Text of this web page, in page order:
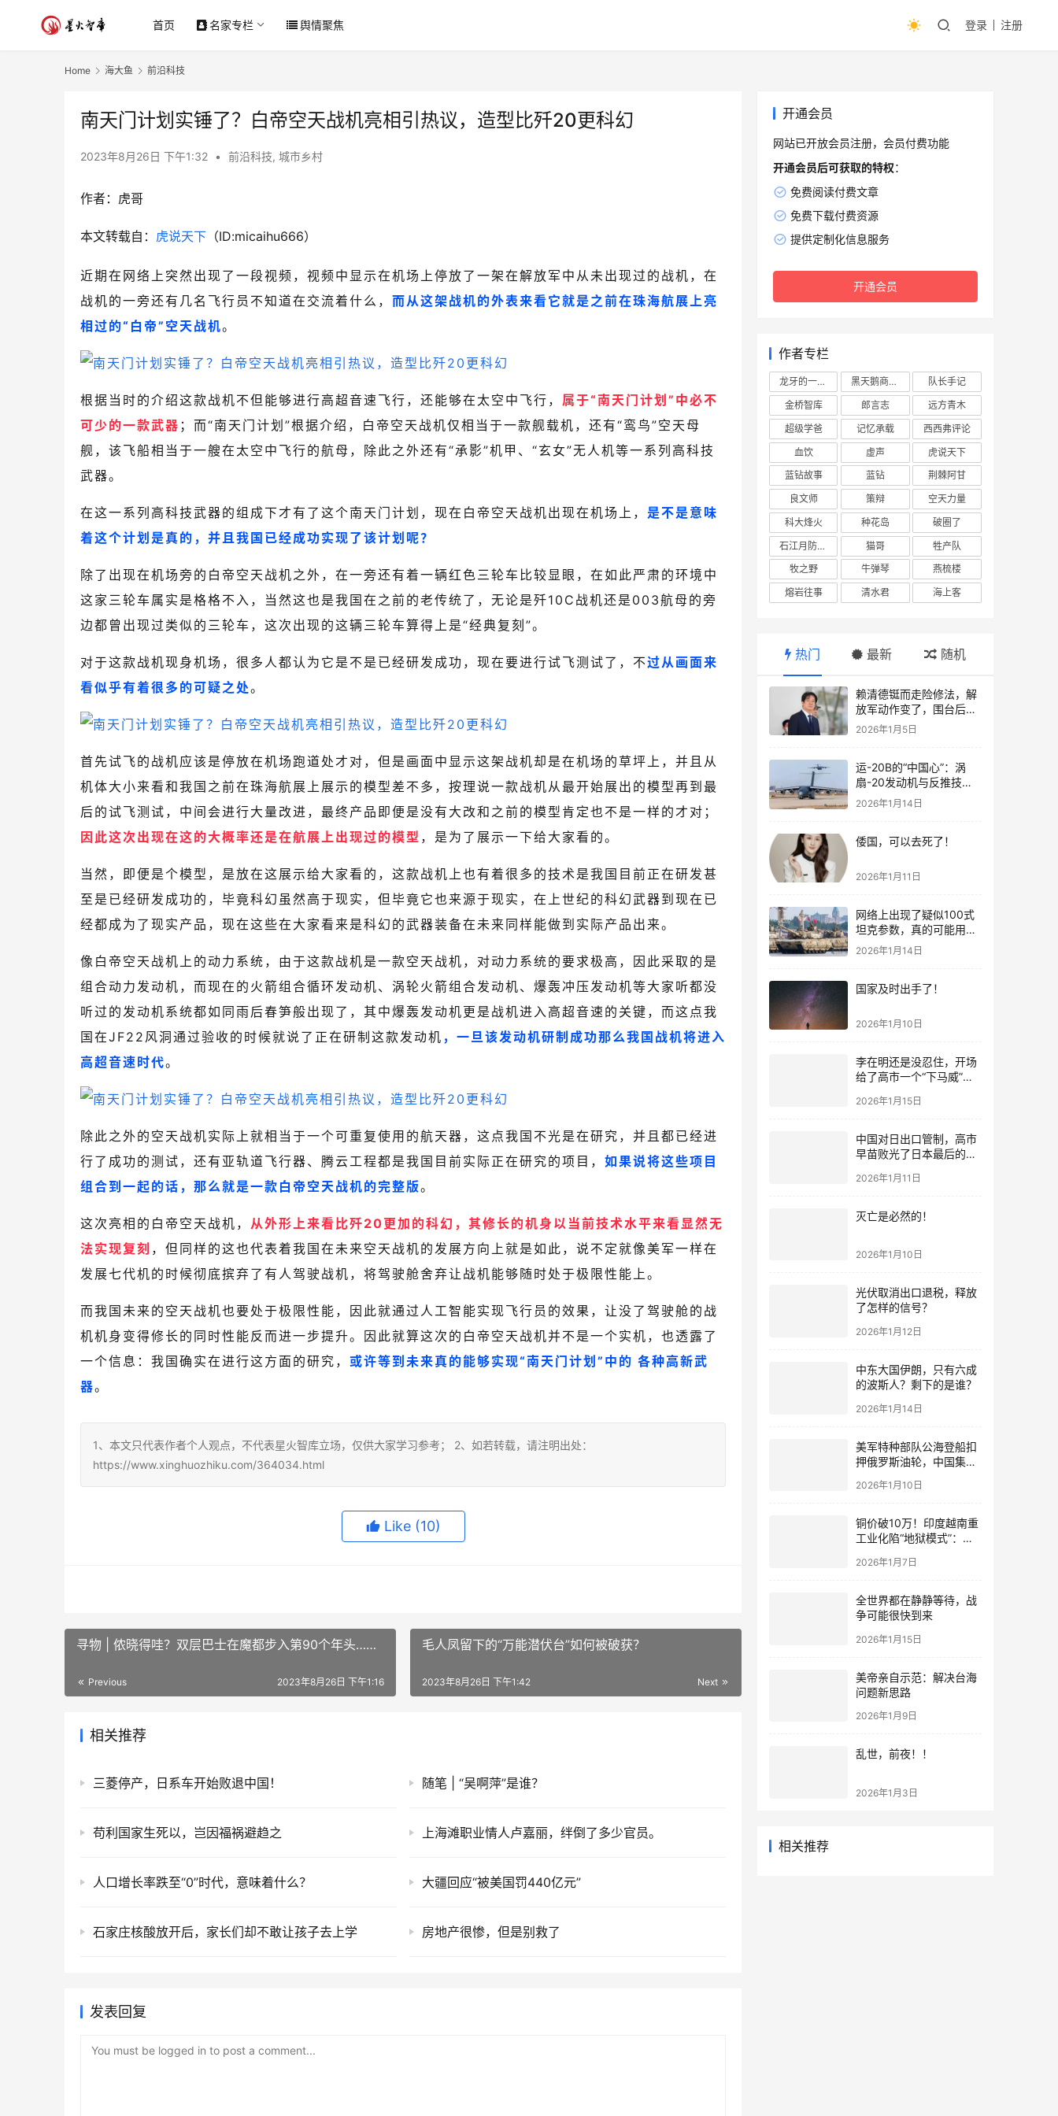
首页 名家专栏 舆情聚焦 登录 注册
Home 海大鱼 前沿科技
南天门计划实锤了？白帝空天战机亮相引热议，造型比歼20更科幻
2023年8月26日 下午1:32 • 前沿科技, 城市乡村
作者： 虎哥
本文转载自： 虎说天下 （ID:micaihu666）
近期在网络上突然出现了一段视频，视频中显示在机场上停放了一架在解放军中从未出现过的战机，在
战机的一旁还有几名飞行员不知道在交流着什么， 而从这架战机的外表来看它就是之前在珠海航展上亮
相过的“白帝”空天战机。
根据当时的介绍这款战机不但能够进行高超音速飞行，还能够在太空中飞行， 属于“南天门计划”中必不
可少的一款武器 ；而“南天门计划”根据介绍，白帝空天战机仅相当于一款舰载机，还有“鸾鸟”空天母
舰，该飞船相当于一艘在太空中飞行的航母，除此之外还有“承影”机甲、“玄女”无人机等一系列高科技
武器。
在这一系列高科技武器的组成下才有了这个南天门计划，现在白帝空天战机出现在机场上， 是不是意味
着这个计划是真的，并且我国已经成功实现了该计划呢？
除了出现在机场旁的白帝空天战机之外，在一旁还有着一辆红色三轮车比较显眼，在如此严肃的环境中
这家三轮车属实是格格不入，当然这也是我国在之前的老传统了，无论是歼10C战机还是003航母的旁
边都曾出现过类似的三轮车，这次出现的这辆三轮车算得上是“经典复刻”。
对于这款战机现身机场，很多人都认为它是不是已经研发成功，现在要进行试飞测试了，不过从画面来
看似乎有着很多的可疑之处。
首先试飞的战机应该是停放在机场跑道处才对，但是画面中显示这架战机却是在机场的草坪上，并且从
机体大小来看和我国之前在珠海航展上展示的模型差不多，按理说一款战机从最开始展出的模型再到最
后的试飞测试，中间会进行大量改进，最终产品即便是没有大改和之前的模型肯定也不是一样的才对；
因此这次出现在这的大概率还是在航展上出现过的模型 ，是为了展示一下给大家看的。
当然，即便是个模型，是放在这展示给大家看的，这款战机上也有着很多的技术是我国目前正在研发甚
至是已经研发成功的，毕竟科幻虽然高于现实，但毕竟它也来源于现实，在上世纪的科幻武器到现在已
经都成为了现实产品，现在这些在大家看来是科幻的武器装备在未来同样能做到实际产品出来。
像白帝空天战机上的动力系统，由于这款战机是一款空天战机，对动力系统的要求极高，因此采取的是
组合动力发动机，而现在的火箭组合循环发动机、涡轮火箭组合发动机、爆轰冲压发动机等大家听都没
听过的发动机系统都如同雨后春笋般出现了，其中爆轰发动机更是战机进入高超音速的关键，而这点我
国在JF22风洞通过验收的时候就说了正在研制这款发动机 ，一旦该发动机研制成功那么我国战机将进入
高超音速时代。
除此之外的空天战机实际上就相当于一个可重复使用的航天器，这点我国不光是在研究，并且都已经进
行了成功的测试，还有亚轨道飞行器、腾云工程都是我国目前实际正在研究的项目， 如果说将这些项目
组合到一起的话，那么就是一款白帝空天战机的完整版。
这次亮相的白帝空天战机， 从外形上来看比歼20更加的科幻，其修长的机身以当前技术水平来看显然无
法实现复刻 ，但同样的这也代表着我国在未来空天战机的发展方向上就是如此，说不定就像美军一样在
发展七代机的时候彻底摈弃了有人驾驶战机，将驾驶舱舍弃让战机能够随时处于极限性能上。
而我国未来的空天战机也要处于极限性能，因此就通过人工智能实现飞行员的效果，让没了驾驶舱的战
机机身变得修长的同时性能反而进一步提升。因此就算这次的白帝空天战机并不是一个实机，也透露了
一个信息：我国确实在进行这方面的研究， 或许等到未来真的能够实现“南天门计划”中的 各种高新武
器。
1、本文只代表作者个人观点，不代表星火智库立场，仅供大家学习参考； 2、如若转载，请注明出处：
https://www.xinghuozhiku.com/364034.html
Like (10)
寻物 | 侬晓得哇？双层巴士在魔都步入第90个年头……
Previous 2023年8月26日 下午1:16
毛人凤留下的“万能潜伏台”如何被破获？
Next
2023年8月26日 下午1:42
相关推荐
三菱停产，日系车开始败退中国！ 随笔 | “吴啊萍”是谁？
苟利国家生死以，岂因福祸避趋之 上海滩职业情人卢嘉丽，绊倒了多少官员。
人口增长率跌至“0”时代，意味着什么？ 大疆回应“被美国罚440亿元”
石家庄核酸放开后，家长们却不敢让孩子去上学 房地产很惨，但是别救了
发表回复
You must be logged in to post a comment...
开通会员
网站已开放会员注册，会员付费功能
开通会员后可获取的特权：
免费阅读付费文章
免费下载付费资源
提供定制化信息服务
开通会员
作者专栏
龙牙的一座山 黑天鹅商业情报站
队长手记
金桥智库
郎言志
远方青木
超级学爸
记忆承载
西西弗评论
血饮
虚声
虎说天下
蓝钻故事
蓝钻
荆棘阿甘
良文师
策辩
空天力量
科大烽火
种花岛
破圈了
石江月防务观察
猫哥
牲产队
牧之野
牛弹琴
燕梳楼
熔岩往事
清水君 海上客
热门 最新 随机
赖清德铤而走险修法，解
放军动作变了，围台后的
“真正杀招”曝光
2026年1月5日
运-20B的“中国心”：涡
扇-20发动机与反推技术
大突破！
2026年1月14日
倭国，可以去死了！
2026年1月11日
网络上出现了疑似100式
坦克参数，真的可能用了
钛合金装甲！
2026年1月14日
国家及时出手了！
2026年1月10日
李在明还是没忍住，开场
给了高市一个“下马威”，
2026年1月15日
中国对日出口管制，高市
早苗败光了日本最后的国
2026年1月11日
灭亡是必然的！
2026年1月10日
光伏取消出口退税，释放
了怎样的信号？
2026年1月12日
中东大国伊朗，只有六成
的波斯人？剩下的是谁？
2026年1月14日
美军特种部队公海登船扣
押俄罗斯油轮，中国集装
2026年1月10日
铜价破10万！印度越南重
工业化陷“地狱模式”：中
再也复刻不了
2026年1月7日
全世界都在静静等待，战
争可能很快到来
2026年1月15日
美帝亲自示范：解决台海
问题新思路
2026年1月9日
乱世，前夜！！
2026年1月3日
相关推荐